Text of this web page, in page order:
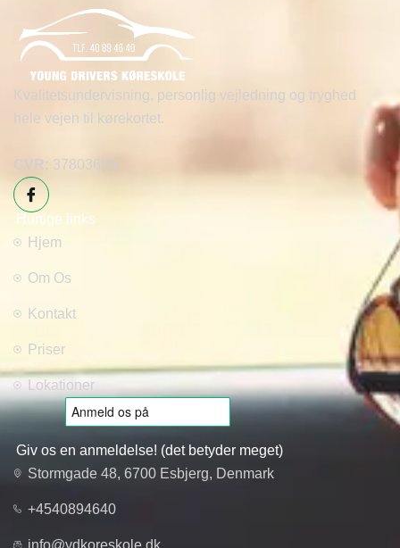
Kvalitetsundervisning, personlig vejledning og tryghed
hele vejen til kørekortet.
CVR: 37803626
Hurtige links
Hjem
Om Os
Kontakt
Priser
Lokationer
Giv os en anmeldelse! (det betyder meget)
Stormgade 48, 6700 Esbjerg, Denmark
+4540894640
info@ydkoreskole.dk